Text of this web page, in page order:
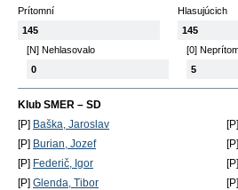
Prítomní
145
Hlasujúcich
145
[N] Nehlasovalo
0
[0]
5
Klub SMER – SD
[P] Baška, Jaroslav [P]
[P] Burian, Jozef [P]
[P] Federič, Igor [P]
[P] Glenda, Tibor [P]